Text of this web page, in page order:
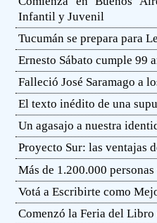
Infantil y Juvenil
Tucumán se prepara para
Ernesto Sábato cumple 99
Falleció José Saramago a
El texto inédito de una
Un agasajo a nuestra
Proyecto Sur: las ventajas
Más de 1.200.000
Votá a Escribirte como
Comenzó la Feria del Libro